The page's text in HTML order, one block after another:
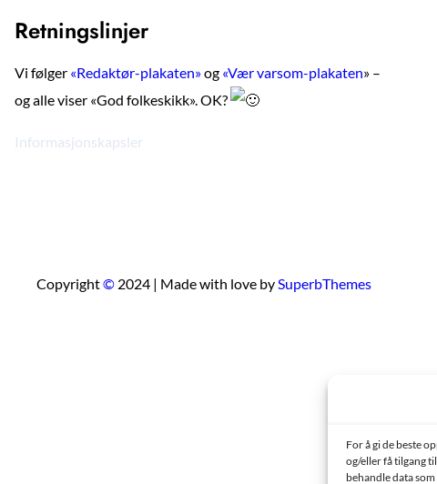
For å gi de beste
og/eller få tilgang
behandle data
Retningslinjer
Vi følger «Redaktør-plakaten»og «Vær varsom-plakaten» –
og alle viser «God folkeskikk». OK?
Informasjonskapsler
Copyright© 2024 | Made with love bySuperbThemes